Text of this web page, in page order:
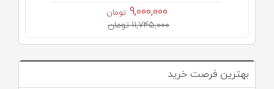
9,000,000 تومان
11,745,000 تومان
بهترین فرصت خرید